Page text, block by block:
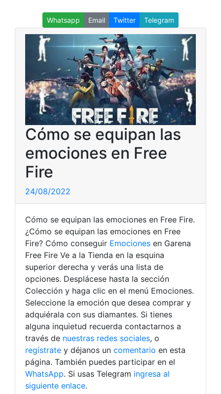
Whatsapp Email Twitter Telegram
Cómo se equipan las
emociones en Free
Fire
24/08/2022
Cómo se equipan las emociones en Free Fire.
¿Cómo se equipan las emociones en Free
Fire? Cómo conseguir Emociones en Garena
Free Fire Ve a la Tienda en la esquina
superior derecha y verás una lista de
opciones. Desplácese hasta la sección
Colección y haga clic en el menú Emociones.
Seleccione la emoción que desea comprar y
adquiérala con sus diamantes. Si tienes
alguna inquietud recuerda contactarnos a
través de nuestras redes sociales, o
regístrate y déjanos un comentario en esta
página. También puedes participar en el
WhatsApp. Si usas Telegram ingresa al
siguiente enlace.